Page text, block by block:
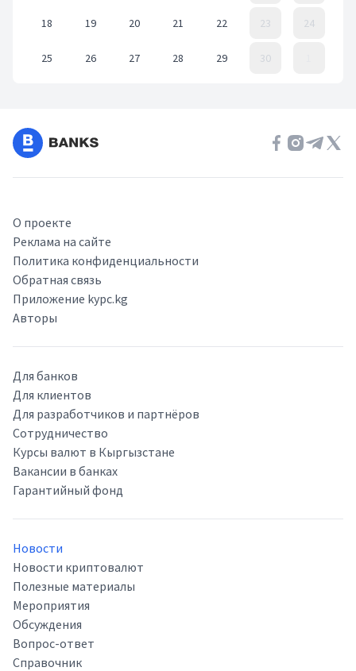
18 19 20 21 22 23 24
25 26 27 28 29 30
О проекте
Реклама на сайте
Политика конфиденциальности
Обратная связь
Приложение kypc.kg
Авторы
Для банков
Для клиентов
Для разработчиков и партнёров
Сотрудничество
Курсы валют в Кыргызстане
Вакансии в банках
Гарантийный фонд
Новости
Новости криптовалют
Полезные материалы
Мероприятия
Обсуждения
Вопрос-ответ
Справочник